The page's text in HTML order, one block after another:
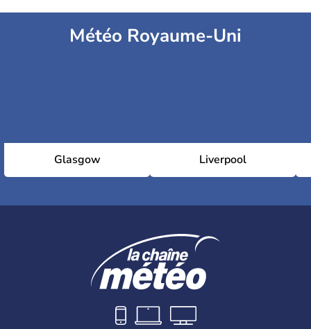
Météo Royaume-Uni
Glasgow Liverpool